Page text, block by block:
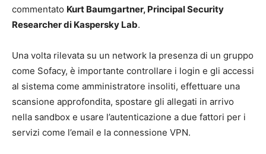
commentato Kurt Baumgartner, Principal Security
Researcher di Kaspersky Lab.
Una volta rilevata su un network la presenza di un gruppo
come Sofacy, è importante controllare i login e gli accessi
al sistema come amministratore insoliti, effettuare una
scansione approfondita, spostare gli allegati in arrivo
nella sandbox e usare l’autenticazione a due fattori per i
servizi come l’email e la connessione VPN.